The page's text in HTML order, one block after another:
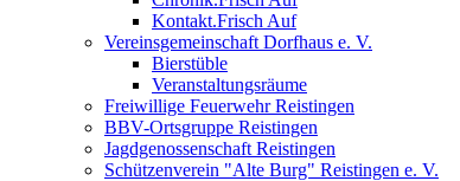
Kontakt.Frisch Auf
Vereinsgemeinschaft Dorfhaus e. V.
Bierstüble
Veranstaltungsräume
Freiwillige Feuerwehr Reistingen
BBV-Ortsgruppe Reistingen
Jagdgenossenschaft Reistingen
Schützenverein "Alte Burg" Reistingen e. V.